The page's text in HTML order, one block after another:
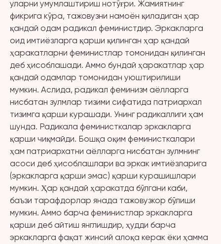
уларни умумлаштириш нотўғри. Жамиятнинг
фикрига кўра, тажовузни намоён қиладиган ҳар
қандай одам радикал феминистдир. Эркакларга
оид имтиёзларга қарши қилинган ҳар қандай
ҳаракатларни феминистлар томонидан қилинган
деб ҳисоблашади. Аммо бундай ҳаракатлар ҳар
қандай одамлар томонидан уюштирилиши
мумкин. Аслида, радикал феминизм аёлларга
нисбатан зулмлар тизими сифатида патриархал
тизимга қарши курашади. Унинг радикаллиги ҳам
шунда. Радикала феминисткалар эркакларга
қарши чиқмайди. Бошқа оқим феминисткалари
ҳам патриархатни аёлларга нисбатан зулмнинг
асоси деб ҳисоблашлари ва эркак имтиёзларига
(эркакларга қарши эмас) қарши курашишлари
мумкин. Ҳар қандай ҳаракатда бўлгани каби,
баъзи тарафдорлар янада тажовузкор бўлиши
мумкин. Аммо барча феминистлар эркакларга
қарши деб айтиш янглишдир, ҳудди барча
эркакларга фақат жинсий алоқа керак ёки ҳамма